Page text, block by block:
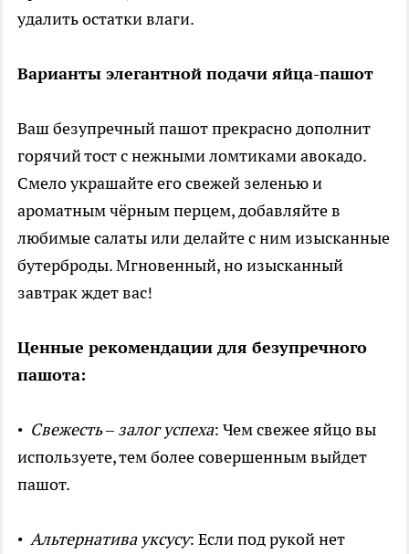
удалить остатки влаги.
Варианты элегантной подачи яйца-пашот
Ваш безупречный пашот прекрасно дополнит
горячий тост с нежными ломтиками авокадо.
Смело украшайте его свежей зеленью и
ароматным чёрным перцем, добавляйте в
любимые салаты или делайте с ним изысканные
бутерброды. Мгновенный, но изысканный
завтрак ждет вас!
Ценные рекомендации для безупречного
пашота:
• Свежесть – залог успеха: Чем свежее яйцо вы
используете, тем более совершенным выйдет
пашот.
• Альтернатива уксусу: Если под рукой нет